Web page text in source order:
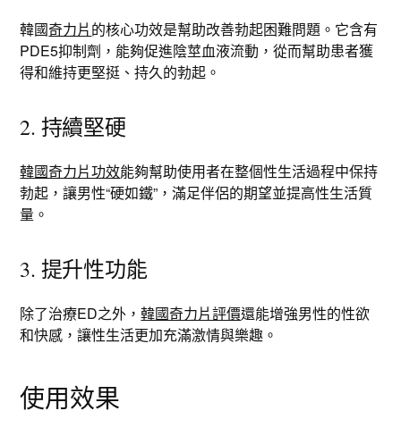
韓國奇力片的核心功效是幫助改善勃起困難問題。它含有
PDE5抑制劑，能夠促進陰莖血液流動，從而幫助患者獲
得和維持更堅挺、持久的勃起。
2. 持續堅硬
韓國奇力片功效能夠幫助使用者在整個性生活過程中保持
勃起，讓男性“硬如鐵”，滿足伴侶的期望並提高性生活質
量。
3. 提升性功能
除了治療ED之外，韓國奇力片評價還能增強男性的性欲
和快感，讓性生活更加充滿激情與樂趣。
使用效果